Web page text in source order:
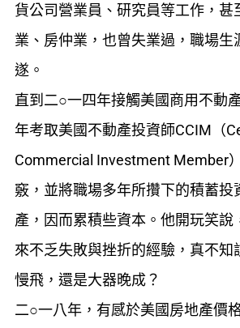
貨公司營業員、研究員等工作，甚
業、房仲業，也曾失業過，職場生
遂。
直到二○一四年接觸美國商用不動
年考取美國不動產投資師CCIM（
Commercial Investment Member
竅，並將職場多年所攢下的積蓄投
產，因而累積些資本。他開玩笑說
來不乏失敗與挫折的經驗，真不知
慢飛，還是大器晚成？
二○一八年，有感於美國房地產價